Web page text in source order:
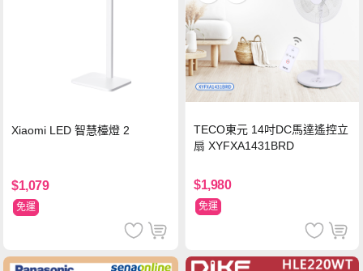
Xiaomi LED 智慧檯燈 2
$1,079
免運
TECO東元 14吋DC馬達遙控立
扇 XYFXA1431BRD
$1,980
免運